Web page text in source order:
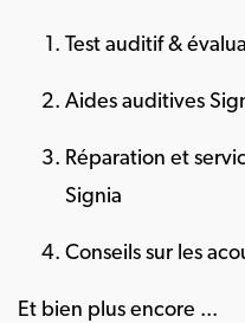
Test auditif &
Aides auditives
Réparation et
Signia
Conseils sur les
Et bien plus encore ...